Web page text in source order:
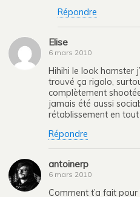
Répondre
Elise
6 mars 2010
Hihihi le look hamster
trouvé ça rigolo,
complètement
jamais été aussi
rétablissement en tout
Répondre
antoinerp
6 mars 2010
Comment t’a fait pour